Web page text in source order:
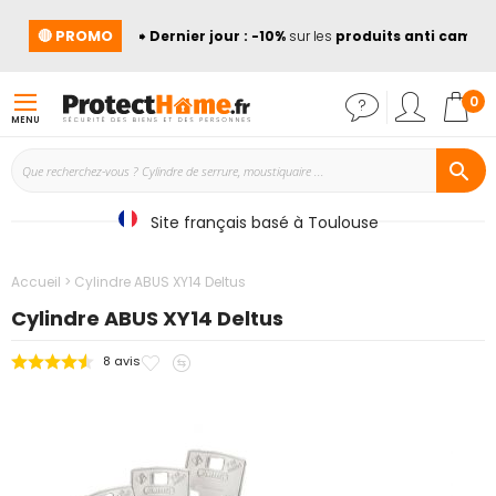
🔴 PROMO ➡️Dernier jour : -10%sur lesproduits anti
MENU
0
Site français basé à Toulouse
Accueil Cylindre ABUS XY14 Deltus
Cylindre ABUS XY14 Deltus
8 avis
Ajouter